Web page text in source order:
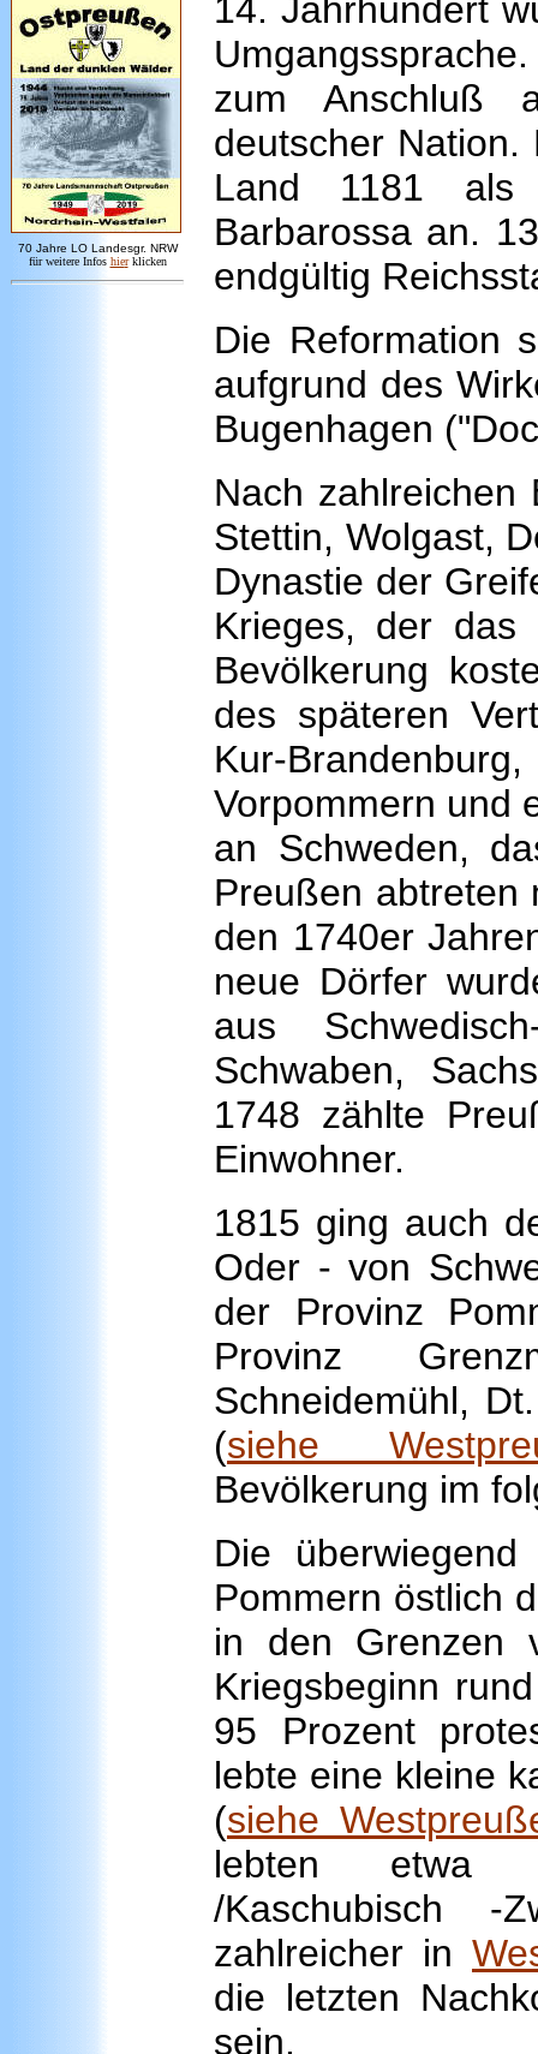
70 Jahre LO Landesgr. NRW
für weitere Infos hier klicken
14. Jahrhundert
zum Anschluß
deutscher
Land 1181
Barbarossa an.
endgültig
Die Reformation
aufgrund des
Bugenhagen
Nach zahlreichen
Stettin, Wolgast,
Dynastie der
Krieges, der
Bevölkerung
des späteren
Kur-
Vorpommern und
an Schweden,
Preußen abtreten
den 1740er
neue Dörfer
aus
Schwaben,
1748 zählte
Einwohner.
1815 ging auch
Oder - von
der Provinz
Provinz
Schneidemühl,
(siehe
Bevölkerung im
Die
Pommern östlich
in den Grenzen
Kriegsbeginn
95 Prozent
lebte eine kleine
(siehe
lebten etwa
/Kaschubisch -
zahlreicher in
die letzten
sein.